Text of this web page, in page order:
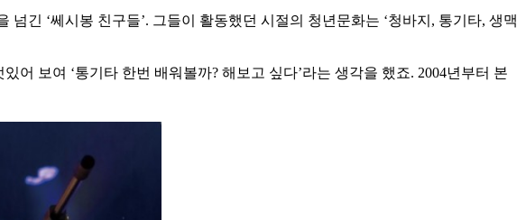
긴 ‘쎄시봉 친구들’. 그들이 활동했던 시절의 청년문화는 ‘청바지, 통기타, 생맥
보여 ‘통기타 한번 배워볼까? 해보고 싶다’라는 생각을 했죠. 2004년부터 본